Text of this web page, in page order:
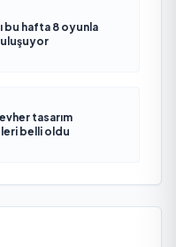
bu hafta 8 oyunla
tasarım
belli oldu